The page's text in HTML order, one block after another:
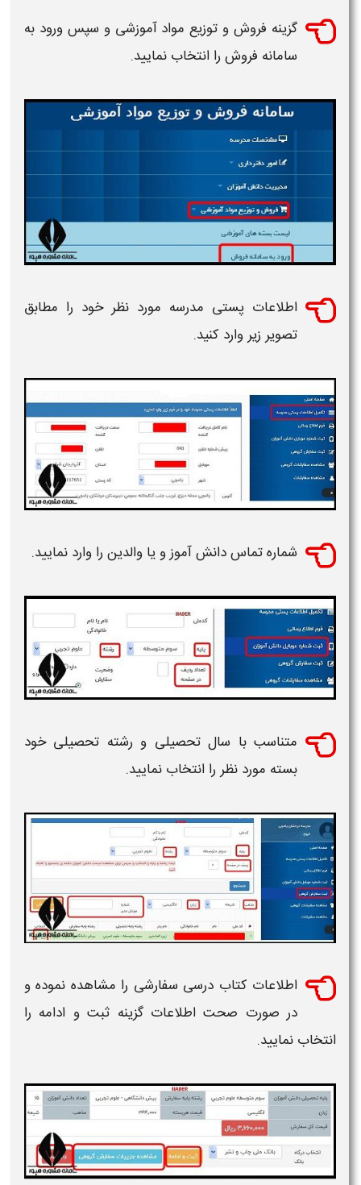
گزینه فروش و توزیع مواد آموزشیو سپسورود به
سامانه فروش را انتخاب نمایید.
اطلاعات پستی مدرسه مورد نظر خود را مطابق
تصویر زیر وارد کنید.
شماره تماسدانش آموزو یا والدین را وارد نمایید.
متناسب با سال تحصیلی و رشته تحصیلی خود
بسته مورد نظر را انتخاب نمایید.
اطلاعات کتاب درسی سفارشی را مشاهده نموده و
در صورت صحت اطلاعات گزینه ثبتو ادامه را
انتخاب نمایید.